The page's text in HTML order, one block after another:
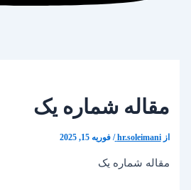
مقاله شماره یک
از hr.soleimani
/فوریه 15, 2025
مقاله شماره یک